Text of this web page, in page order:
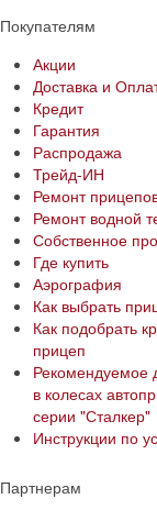
Покупателям
Акции
Доставка и
Кредит
Гарантия
Распродажа
Трейд-ИН
Ремонт
Ремонт водной
Собственное
Где купить
Аэрография
Как выбрать
Как подобрать
прицеп
Рекомендуемое
в колесах
серии "Сталкер"​
Инструкции по
Партнерам